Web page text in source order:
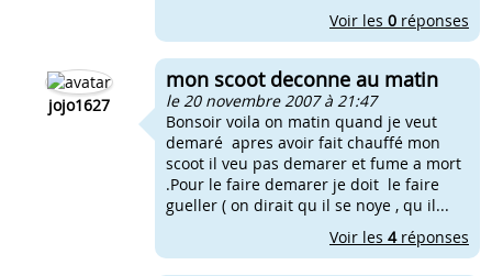
Voir les 0 réponses
jojo1627
mon scoot deconne au matin
le 20 novembre 2007 à 21:47
Bonsoir voila on matin quand je veut
demaré apres avoir fait chauffé mon
scoot il veu pas demarer et fume a mort
.Pour le faire demarer je doit le faire
gueller ( on dirait qu il se noye , qu il...
Voir les 4réponses